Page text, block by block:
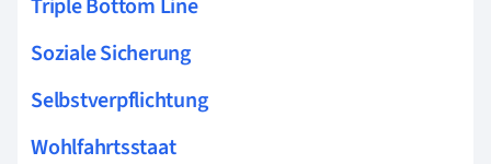
Soziale Sicherung
Selbstverpflichtung
Wohlfahrtsstaat